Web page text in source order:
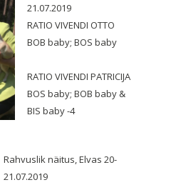
21.07.2019
RATIO VIVENDI OTTO
BOB baby; BOS baby
RATIO VIVENDI PATRICIJA
BOS baby; BOB baby &
BIS baby -4
Rahvuslik näitus, Elvas 20-
21.07.2019